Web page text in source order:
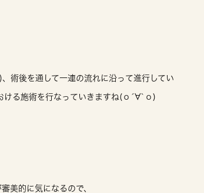
術後を通して一連の流れに沿って進行してい
ける施術を行なっていきますね(о´∀`о)
美的に気になるので、